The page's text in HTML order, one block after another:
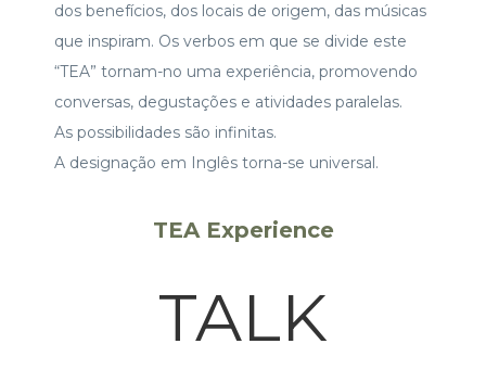
dos benefícios, dos locais de origem, das músicas
que inspiram. Os verbos em que se divide este
“TEA” tornam-no uma experiência, promovendo
conversas, degustações e atividades paralelas.
As possibilidades são infinitas.
A designação em Inglês torna-se universal.
TEA Experience
TALK